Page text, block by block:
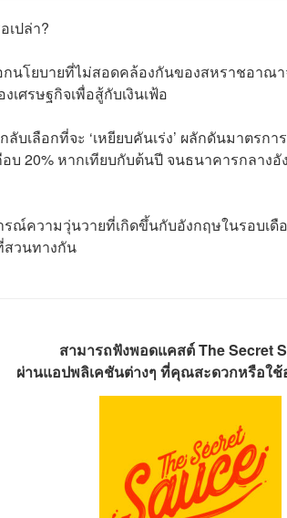
เปล่า?
นโยบายที่ไม่สอดคล้องกันของสหราชอาณา
เศรษฐกิจเพื่อสู้กับเงินเฟ้อ
เลือกที่จะ ‘เหยียบคันเร่ง’ ผลักดันมาตรก
บ 20% หากเทียบกับต้นปี จนธนาคารกลาง
รณ์ความวุ่นวายที่เกิดขึ้นกับอังกฤษในรอบเ
สวนทางกัน
สามารถฟังพอดแคสต์ The Secret
ผ่านแอปพลิเคชันต่างๆ ที่คุณสะดวกหรือใช้